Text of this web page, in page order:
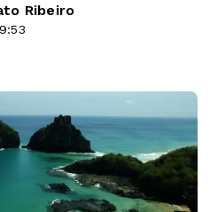
Ribeiro